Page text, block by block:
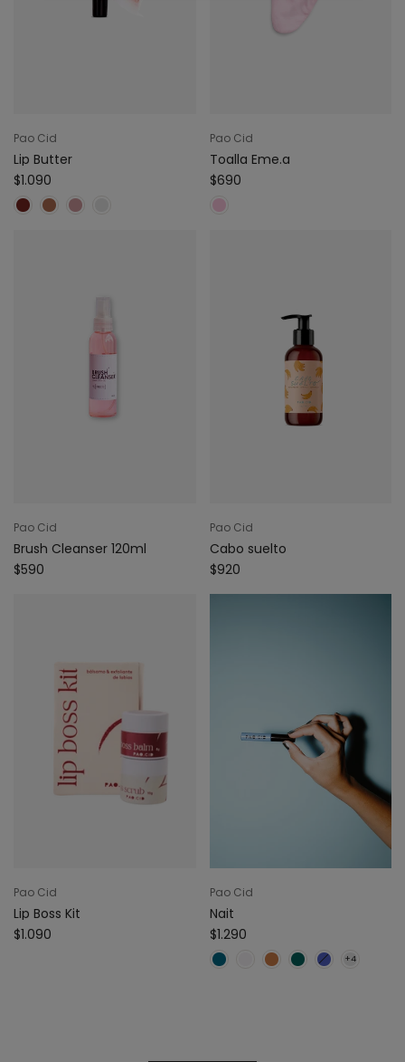
Pao Cid
Lip Butter
$1.090
Pao Cid
Toalla Eme.a
$690
Pao Cid
Brush Cleanser 120ml
$590
Pao Cid
Cabo suelto
$920
Pao Cid
Lip Boss Kit
$1.090
Pao Cid
Nait
$1.290